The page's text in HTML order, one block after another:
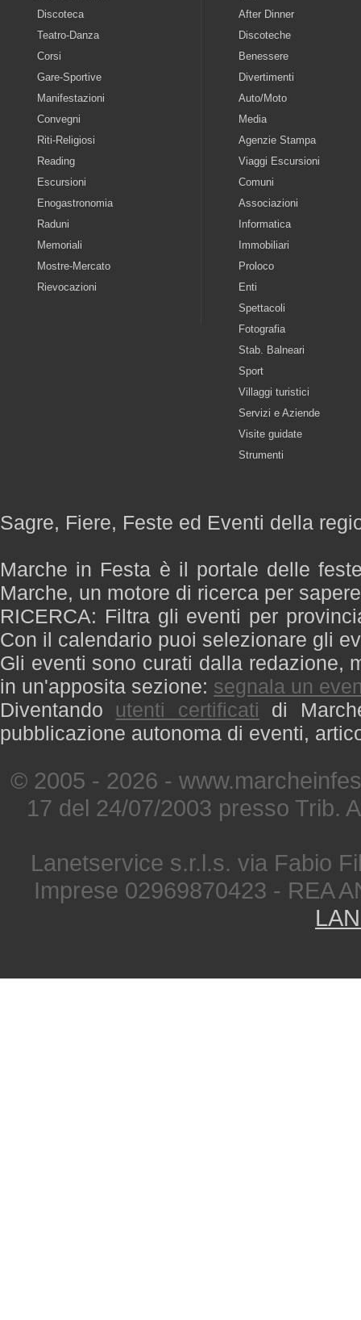
Discoteca
Teatro-Danza
Corsi
Gare-Sportive
Manifestazioni
Convegni
Riti-Religiosi
Reading
Escursioni
Enogastronomia
Raduni
Memoriali
Mostre-Mercato
Rievocazioni
After Dinner
Discoteche
Benessere
Divertimenti
Auto/Moto
Media
Agenzie Stampa
Viaggi Escursioni
Comuni
Associazioni
Informatica
Immobiliari
Proloco
Enti
Spettacoli
Fotografia
Stab. Balneari
Sport
Villaggi turistici
Servizi e Aziende
Visite guidate
Strumenti
Sagre, Fiere, Feste ed Eventi della
Marche in Festa è il portale delle
Marche, un motore di ricerca per
RICERCA: Filtra gli eventi per
Con il calendario puoi selezionare gli
Gli eventi sono curati dalla redazione,
in un'apposita sezione: segnala un
Diventando utenti certificati di
pubblicazione autonoma di eventi,
© 2005 - 2026 -
17 del 24/07/2003 presso Trib.
Lanetservice s.r.l.s. via Fabio
Imprese 02969870423 - REA